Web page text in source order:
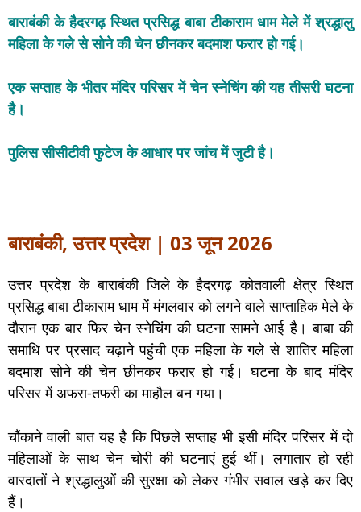
बाराबंकी के हैदरगढ़ स्थित प्रसिद्ध बाबा टीकाराम धाम मेले में श्रद्धालु
महिला के गले से सोने की चेन छीनकर बदमाश फरार हो गई।
एक सप्ताह के भीतर मंदिर परिसर में चेन स्नेचिंग की यह तीसरी घटना
है।
पुलिस सीसीटीवी फुटेज के आधार पर जांच में जुटी है।
बाराबंकी, उत्तर प्रदेश | 03 जून 2026
उत्तर प्रदेश के बाराबंकी जिले के हैदरगढ़ कोतवाली क्षेत्र स्थित
प्रसिद्ध बाबा टीकाराम धाम में मंगलवार को लगने वाले साप्ताहिक मेले के
दौरान एक बार फिर चेन स्नेचिंग की घटना सामने आई है। बाबा की
समाधि पर प्रसाद चढ़ाने पहुंची एक महिला के गले से शातिर महिला
बदमाश सोने की चेन छीनकर फरार हो गई। घटना के बाद मंदिर
परिसर में अफरा-तफरी का माहौल बन गया।
चौंकाने वाली बात यह है कि पिछले सप्ताह भी इसी मंदिर परिसर में दो
महिलाओं के साथ चेन चोरी की घटनाएं हुई थीं। लगातार हो रही
वारदातों ने श्रद्धालुओं की सुरक्षा को लेकर गंभीर सवाल खड़े कर दिए
हैं।